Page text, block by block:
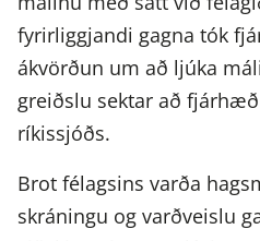
fyrirliggjandi gagna tók
ákvörðun um að ljúka
greiðslu sektar að
ríkissjóðs.
Brot félagsins varða
skráningu og varðveislu